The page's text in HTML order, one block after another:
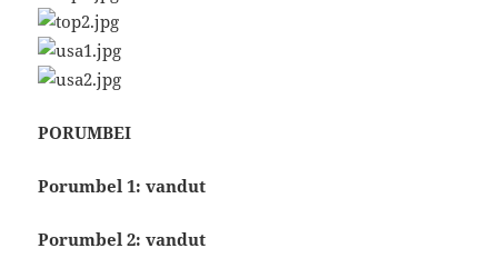
PORUMBEI
Porumbel 1: vandut
Porumbel 2: vandut